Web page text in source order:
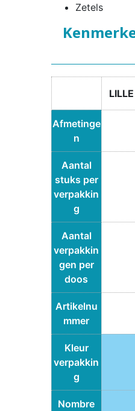
Zetels
Afmetinge
n
Aantal
stuks per
verpakkin
g
Aantal
verpakkin
gen per
doos
Artikelnu
mmer
Kleur
verpakkin
g
Nombre